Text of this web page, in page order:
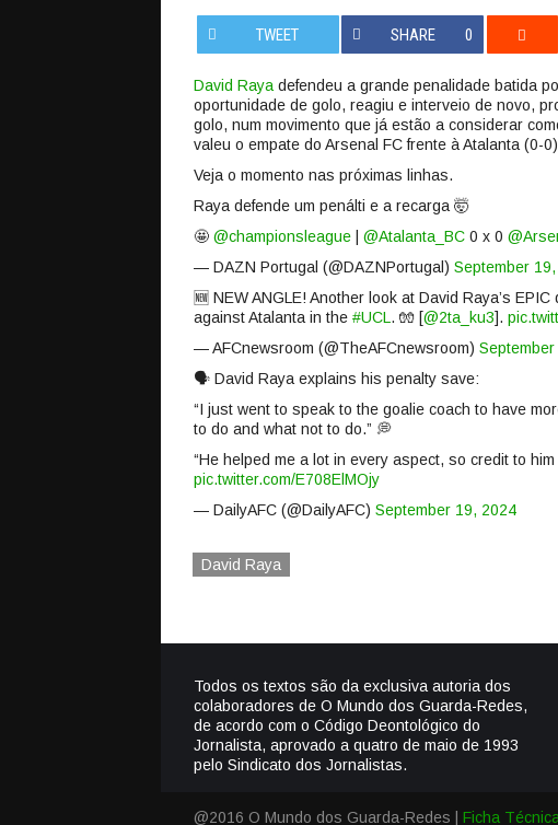
TWEET SHARE 0
David Raya defendeu a grande penalidade batida
oportunidade de golo, reagiu e interveio de novo,
golo, num movimento que já estão a considerar
valeu o empate do Arsenal FC frente à Atalanta (0-
Veja o momento nas próximas linhas.
Raya defende um penálti e a recarga 🤯
🤩 @championsleague @Atalanta_BC 0 x 0
— DAZN Portugal (@DAZNPortugal) September
🆕 NEW ANGLE! Another look at David Raya’s
against Atalanta in the #UCL . 🧤 [@2ta_ku3].
— AFCnewsroom (@TheAFCnewsroom)
🗣️ David Raya explains his penalty save:
“I just went to speak to the goalie coach to have
to do and what not to do.” 💭
“He helped me a lot in every aspect, so credit to him
pic.twitter.com/E708ElMOjy
— DailyAFC (@DailyAFC) September 19, 2024
David Raya
Todos os textos são da exclusiva autoria dos
colaboradores de O Mundo dos Guarda-Redes,
de acordo com o Código Deontológico do
Jornalista, aprovado a quatro de maio de 1993
pelo Sindicato dos Jornalistas.
@2016 O Mundo dos Guarda-Redes | Ficha Técnica